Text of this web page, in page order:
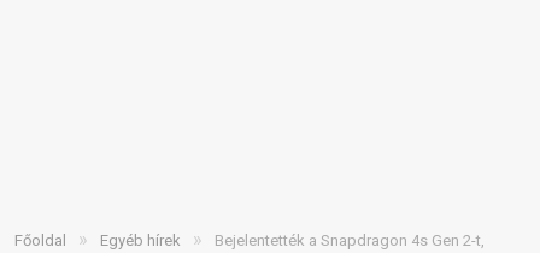
Főoldal » Egyéb hírek »
Bejelentették a Snapdragon 4s Gen 2-t,